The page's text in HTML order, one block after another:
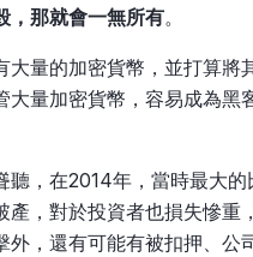
，那就會一無所有。
大量的加密貨幣，並打算
大量加密貨幣，容易成為
聽，在2014年，當時最大
產，對於投資者也損失慘
外，還有可能有被扣押、